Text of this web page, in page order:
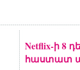
Netflix-ի 8
հաստատ